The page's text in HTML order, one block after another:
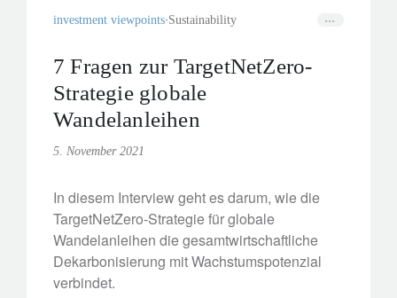
investment viewpoints Sustainability
7 Fragen zur TargetNetZero-
Strategie globale
Wandelanleihen
5. November 2021
In diesem Interview geht es darum, wie die
TargetNetZero-Strategie für globale
Wandelanleihen die gesamtwirtschaftliche
Dekarbonisierung mit Wachstumspotenzial
verbindet.